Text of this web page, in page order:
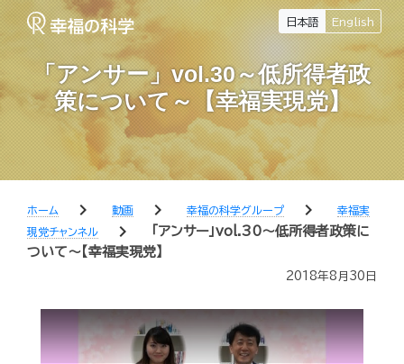
日本語 English
「アンサー」vol.30～低所得者政
策について～【幸福実現党】
ホーム chevron_right 動画 chevron_right 幸福の科学グループ chevron_right
幸福実
現党チャンネル
chevron_right
「アンサー」vol.30～低所得者政策に
ついて～【幸福実現党】
2018年8月30日